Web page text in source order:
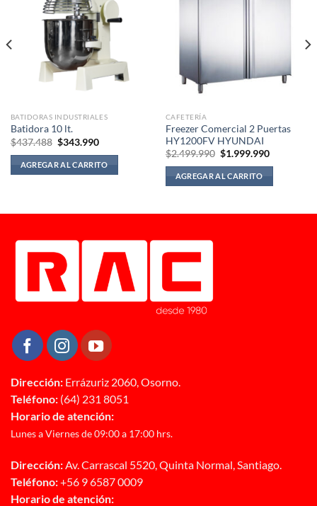
BATIDORAS INDUSTRIALES
Batidora 10 lt.
$437.488 El
original
era:
$437.488.
$343.990El
actual
es:
$343.990.
AGREGAR AL CARRITO
CAFETERÍA
Freezer Comercial 2 Puertas
HY1200FV HYUNDAI
$2.499.990 El
original
era:
$2.499.990.
$1.999.990El
AGREGAR AL CARRITO
Dirección: Errázuriz 2060, Osorno.
Teléfono: (64) 231 8051
Horario de atención:
Lunes a Viernes de 09:00 a 17:00 hrs.
Dirección:Av. Carrascal 5520, Quinta Normal, Santiago.
Teléfono:+56 9 6587 0009
Horario de atención: